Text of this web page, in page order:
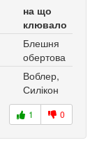
на що
клювало
Блешня
обертова
Воблер,
Силікон
1 0